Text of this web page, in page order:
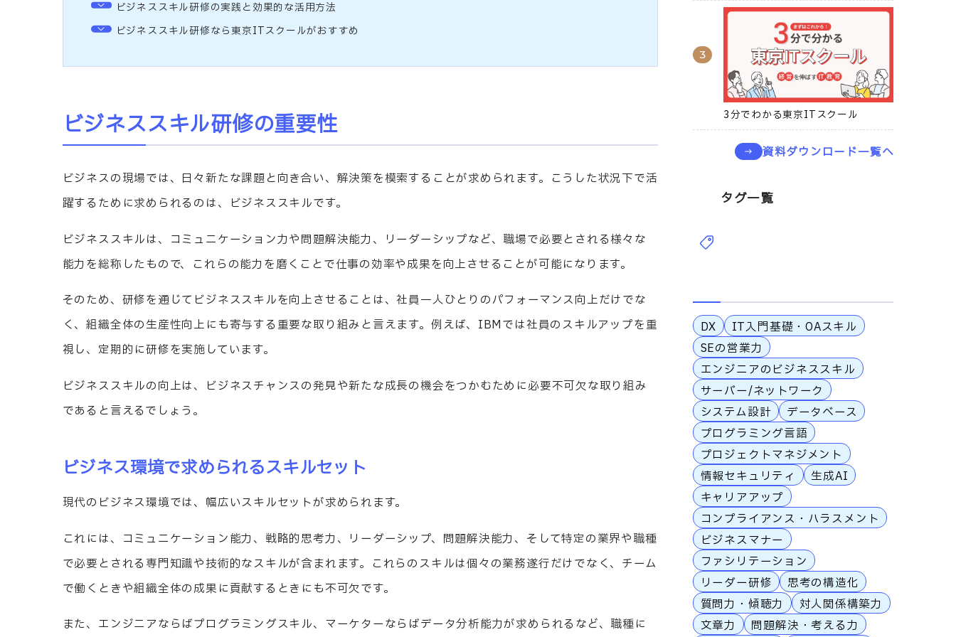
ビジネススキル研修の実践と効果的な活用方法
ビジネススキル研修なら東京ITスクールがおすすめ
ビジネススキル研修の重要性
ビジネスの現場では、日々新たな課題と向き合い、解決策を模索することが求められます。こうした状況下で活
躍するために求められるのは、ビジネススキルです。
ビジネススキルは、コミュニケーション力や問題解決能力、リーダーシップなど、職場で必要とされる様々な
能力を総称したもので、これらの能力を磨くことで仕事の効率や成果を向上させることが可能になります。
そのため、研修を通じてビジネススキルを向上させることは、社員一人ひとりのパフォーマンス向上だけでな
く、組織全体の生産性向上にも寄与する重要な取り組みと言えます。例えば、IBMでは社員のスキルアップを重
視し、定期的に研修を実施しています。
ビジネススキルの向上は、ビジネスチャンスの発見や新たな成長の機会をつかむために必要不可欠な取り組み
であると言えるでしょう。
ビジネス環境で求められるスキルセット
現代のビジネス環境では、幅広いスキルセットが求められます。
これには、コミュニケーション能力、戦略的思考力、リーダーシップ、問題解決能力、そして特定の業界や職種
で必要とされる専門知識や技術的なスキルが含まれます。これらのスキルは個々の業務遂行だけでなく、チーム
で働くときや組織全体の成果に貢献するときにも不可欠です。
また、エンジニアならばプログラミングスキル、マーケターならばデータ分析能力が求められるなど、職種に
3分でわかる東京ITスクール
資料ダウンロード一覧へ
タグ一覧
DX
IT入門基礎・OAスキル
SEの営業力
エンジニアのビジネススキル
サーバー/ネットワーク
システム設計 データベース
プログラミング言語
プロジェクトマネジメント
情報セキュリティ
生成AI
キャリアアップ
コンプライアンス・ハラスメント
ビジネスマナー
ファシリテーション
リーダー研修
思考の構造化
質問力・傾聴力
対人関係構築力
文章力
問題解決・考える力